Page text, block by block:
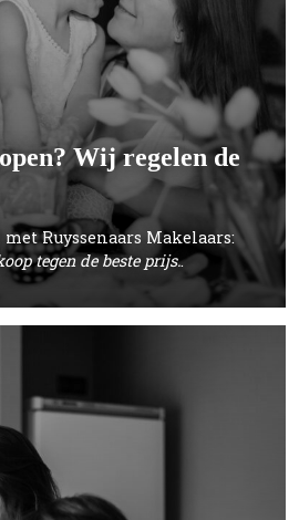
Wij regelen de
Ruyssenaars Makelaars:
tegen de beste prijs..